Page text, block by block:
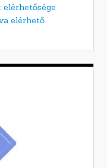
elérhetősége
elérhető.